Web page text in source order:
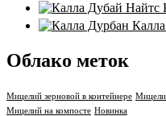
Облако меток
Мицелий зерновой в контейнере
Мицелий на компосте Новинка